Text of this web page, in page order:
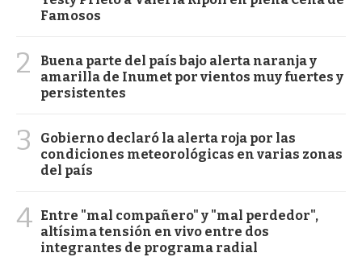
Famosos
2
Buena parte del país bajo alerta naranja y
amarilla de Inumet por vientos muy fuertes y
persistentes
3
Gobierno declaró la alerta roja por las
condiciones meteorológicas en varias zonas
del país
4 Entre "mal compañero" y "mal perdedor",
altísima tensión en vivo entre dos
integrantes de programa radial